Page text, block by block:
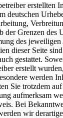
erstellten
deutschen
der Grenzen des
des
dieser Seite
gestattet.
erstellt
werden
Sie trotzdem
aufmerksam
Bei
wir